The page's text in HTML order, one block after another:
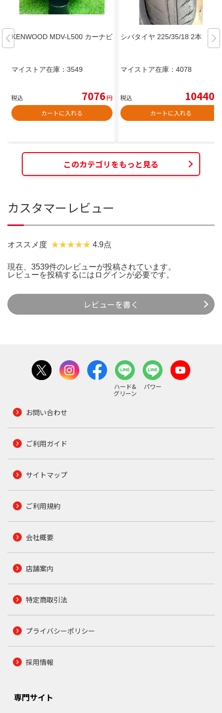
KENWOOD MDV-L500 カーナビ
マイストア在庫： 3549
税込 7076円
カートに入れる
シバタイヤ 225/35/18 2本
マイストア在庫： 4078
税込 10440
カートに入れる
このカテゴリをもっと見る
カスタマーレビュー
オススメ度 4.9点
現在、3539件のレビューが投稿されています。
レビューを投稿するには ログインが必要です。
レビューを書く
ハード&
グリーン
パワー
お問い合わせ
ご利用ガイド
サイトマップ
ご利用規約
会社概要
店舗案内
特定商取引法
プライバシーポリシー
採用情報
専門サイト